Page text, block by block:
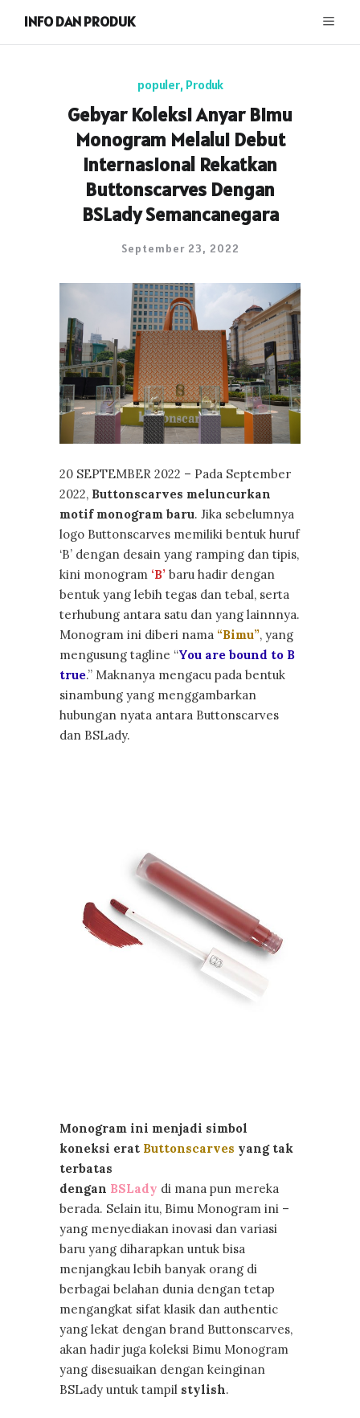
INFO DAN PRODUK
populer, Produk
Gebyar Koleksi Anyar Bimu
Monogram Melalui Debut
Internasional Rekatkan
Buttonscarves Dengan
BSLady Semancanegara
September 23, 2022
20 SEPTEMBER 2022 – Pada September
2022, Buttonscarves meluncurkan
motif monogram baru. Jika sebelumnya
logo Buttonscarves memiliki bentuk huruf
‘B’ dengan desain yang ramping dan tipis,
kini monogram ‘B’ baru hadir dengan
bentuk yang lebih tegas dan tebal, serta
terhubung antara satu dan yang lainnnya.
Monogram ini diberi nama “Bimu”, yang
mengusung tagline “You are bound to B
true.” Maknanya mengacu pada bentuk
sinambung yang menggambarkan
hubungan nyata antara Buttonscarves
dan BSLady.
Monogram ini menjadi simbol
koneksi erat Buttonscarves yang tak
terbatas
dengan BSLady di mana pun mereka
berada. Selain itu, Bimu Monogram ini –
yang menyediakan inovasi dan variasi
baru yang diharapkan untuk bisa
menjangkau lebih banyak orang di
berbagai belahan dunia dengan tetap
mengangkat sifat klasik dan authentic
yang lekat dengan brand Buttonscarves,
akan hadir juga koleksi Bimu Monogram
yang disesuaikan dengan keinginan
BSLady untuk tampil stylish.